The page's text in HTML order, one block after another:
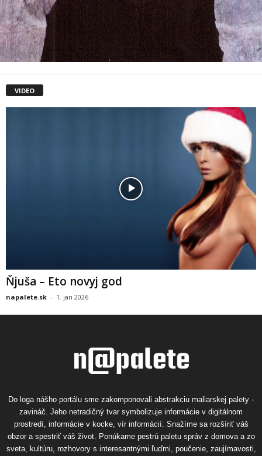
VIDEO
Ňjuša – Eto novyj god
napalete.sk - 1. jan 2026
Do loga nášho portálu sme zakomponovali abstrakciu maliarskej palety -
zavináč. Jeho netradičný tvar symbolizuje informácie v digitálnom
prostredí, informácie v kocke, vír informácií. Snažíme sa rozšíriť váš
obzor a spestriť váš život. Ponúkame pestrú paletu správ z domova a zo
sveta, kultúru, rozhovory s interesantnými ľuďmi, poučenie, zaujímavosti,